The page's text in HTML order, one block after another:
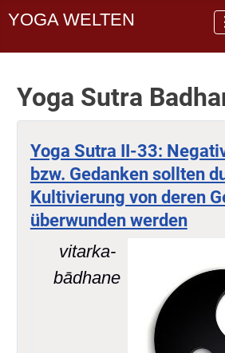
YOGA WELTEN
Yoga Sutra
Yoga Sutra II-33:
bzw. Gedanken sollten
Kultivierung von deren
überwunden werden
vitarka-
bādhane